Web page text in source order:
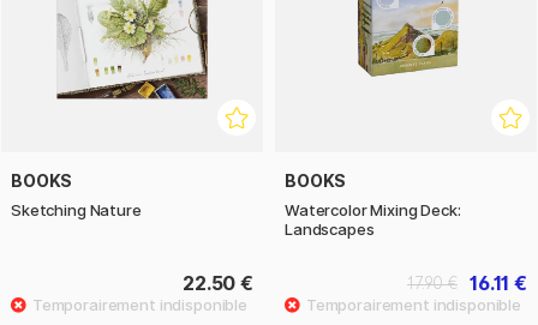
BOOKS
Sketching Nature
22.50 €
BOOKS
Watercolor Mixing Deck:
Landscapes
16.11 €
17.90 €